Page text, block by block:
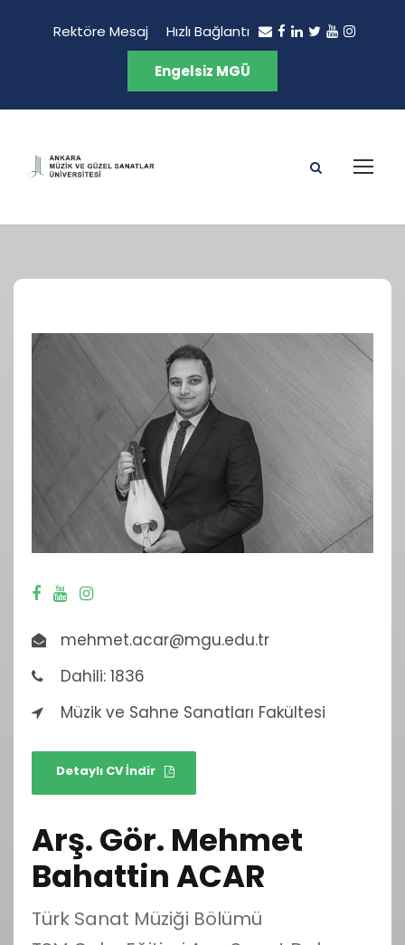
Rektöre Mesaj Hızlı Bağlantı
Engelsiz MGÜ
mehmet.acar@mgu.edu.tr
Dahili: 1836
Müzik ve Sahne Sanatları Fakültesi
Detaylı CV İndir
Arş. Gör. Mehmet
Bahattin ACAR
Türk Sanat Müziği Bölümü